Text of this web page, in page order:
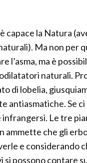
capace la Natura
Ma non per
l’asma, ma è
naturali.
di lobelia,
antiasmatiche. Se ci
infrangersi. Le tre
ammette che gli
e considerando
possono contare